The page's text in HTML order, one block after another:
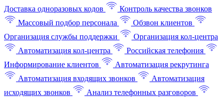
Доставка одноразовых кодов
Контроль качества звонков
Массовый подбор персонала
Обзвон клиентов
Организация службы поддержки
Организация кол-центра
Автоматизация кол-центра
Российская телефония
Информирование клиентов
Автоматизация рекрутинга
Автоматизация входящих звонков
Автоматизация
исходящих звонков
Анализ телефонных разговоров